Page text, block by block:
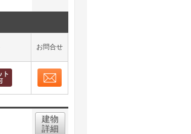
お問合せ
建物
詳細